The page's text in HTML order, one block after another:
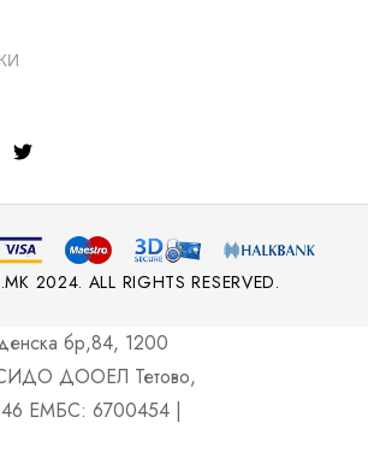
2024. ALL RIGHTS RESERVED.
бр,84, 1200
ДООЕЛ Тетово,
ЕМБС: 6700454 |